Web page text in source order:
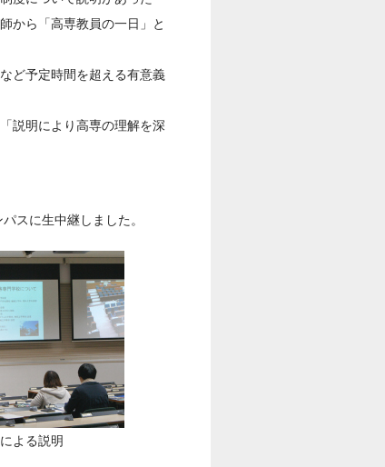
から「高専教員の一日」と
ど予定時間を超える有意義
説明により高専の理解を深
スに生中継しました。
よる説明